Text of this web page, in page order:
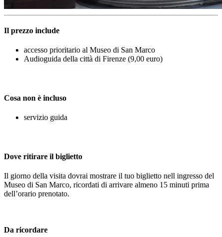
Il prezzo include
accesso prioritario al Museo di San Marco
Audioguida della città di Firenze (9,00 euro)
Cosa non è incluso
servizio guida
Dove ritirare il biglietto
Il giorno della visita dovrai mostrare il tuo biglietto nell ingresso del
Museo di San Marco, ricordati di arrivare almeno 15 minuti prima
dell’orario prenotato.
Da ricordare